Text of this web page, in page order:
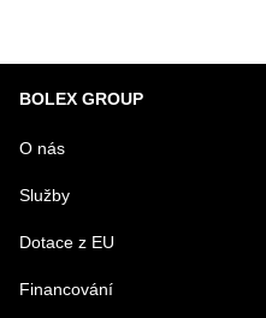
BOLEX GROUP
O nás
Služby
Dotace z EU
Financování